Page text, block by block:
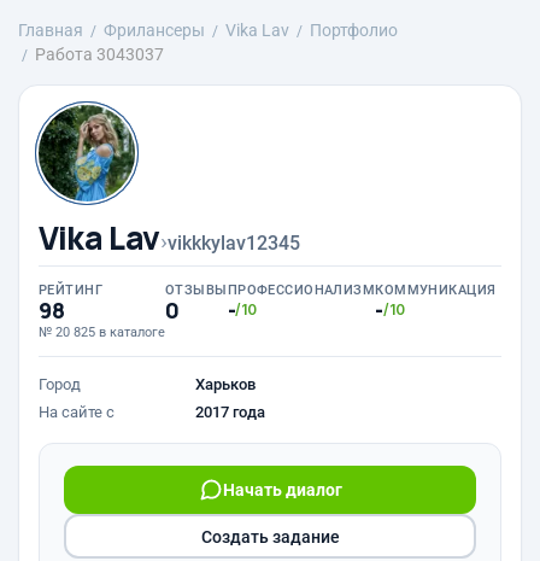
Главная Фрилансеры Vika Lav
Портфолио
Работа 3043037
Vika Lav›vikkkylav12345
РЕЙТИНГ
98
№ 20 825 в каталоге
ОТЗЫВЫ
0
ПРОФЕССИОНАЛИЗМ
-/10
КОММУНИКАЦИЯ
-/10
Город
Харьков
На сайте с
2017 года
Начать диалог
Создать задание